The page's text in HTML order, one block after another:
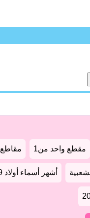
مقطع واحد من1 مقاطع2
أشهر أسماء أولاد 2019